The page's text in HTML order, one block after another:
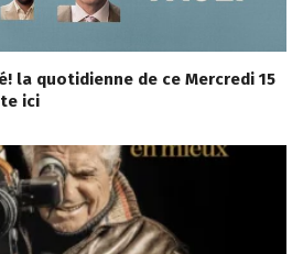
la quotidienne de ce Mercredi 15
ici